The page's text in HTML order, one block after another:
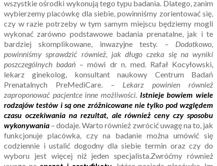
wszystkie ośrodki wykonują tego typu badania. Dlatego, zanim
wybierzemy placówkę dla siebie, powinniśmy zorientować się,
czy w razie potrzeby w tym samym miejscu będziemy mogli
wykonać zarówno podstawowe badania prenatalne, jak i te
bardziej skomplikowane, inwazyjne testy. – Dodatkowo,
powinniśmy sprawdzić również, jak długo czeka się na wyniki
poszczególnych badań – mówi dr n. med. Rafał Kocyłowski,
lekarz ginekolog, konsultant naukowy Centrum Badań
Prenatalnych PreMediCare. – Lekarz powinien również
zaproponować pacjentce inne możliwości. Istnieje bowiem wiele
rodzajów testów i są one zróżnicowane nie tylko pod względem
czasu oczekiwania na rezultat, ale również ceny czy sposobu
wykonywania –dodaje. Warto również zwrócić uwagę na to, jak
funkcjonuje placówka, czy na badanie można umówić się
codziennie i ustalić dogodny dla siebie termin oraz czy do
wyboru jest więcej niż jeden specjalista.Zwróćmy również